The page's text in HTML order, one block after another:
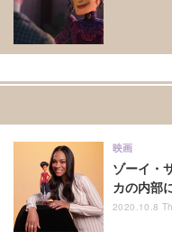
ゾーイ・
カの内部
映画
2020.10.8